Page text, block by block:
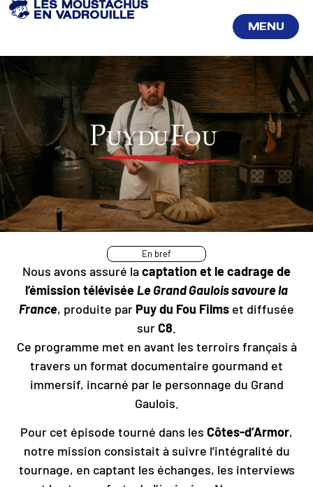
MENU
En bref
Nous avons assuré lacaptation et le cadrage de
l’émission téléviséeLe Grand Gaulois savoure la
France, produite par Puy du Fou Films et diffusée
surC8.
Ce programme met en avant les terroirs français à
travers un format documentaire gourmand et
immersif, incarné par le personnage du Grand
Gaulois.
Pour cet épisode tourné dans les Côtes-d’Armor,
notre mission consistait à suivre l’intégralité du
tournage, en captant les échanges, les interviews